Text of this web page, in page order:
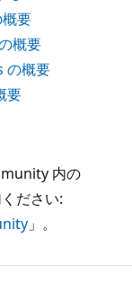
要
概要
の概要
要
内の
ださい:
」。